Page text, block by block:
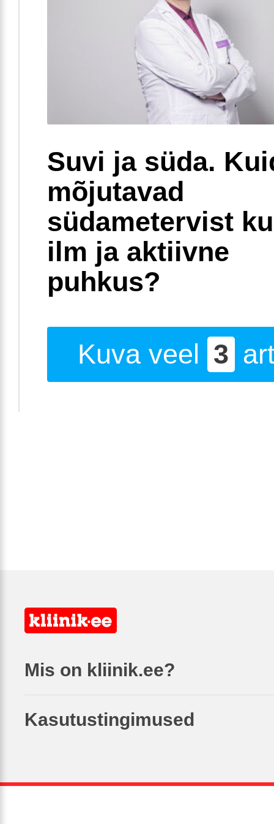
Suvi ja süda.
mõjutavad
südametervist
ilm ja aktiivne
puhkus?
Kuva veel 3
Mis on kliinik.ee?
Kasutustingimused